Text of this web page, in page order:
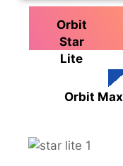
Orbit
Star
Lite
Orbit Max